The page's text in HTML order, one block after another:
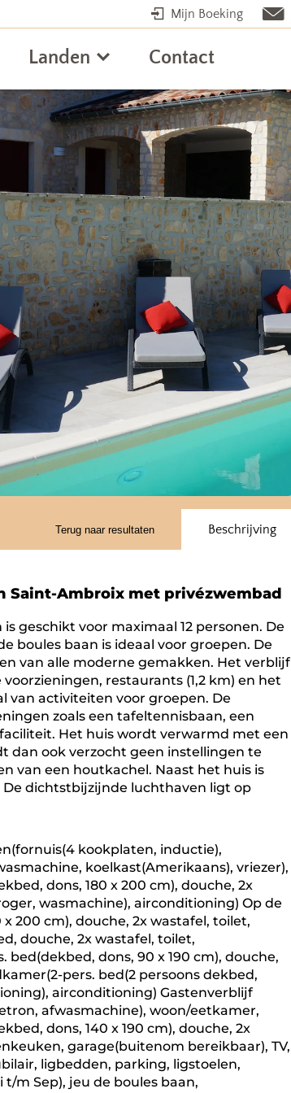
Mijn Boeking
Landen Contact
Terug naar resultaten Beschrijving
Saint-Ambroix met privézwembad
geschikt voor maximaal 12 personen. De
boules baan is ideaal voor groepen. De
van alle moderne gemakken. Het verblijf
restaurants (1,2 km) en het
van activiteiten voor groepen. De
zoals een tafeltennisbaan, een
Het huis wordt verwarmd met een
dan ook verzocht geen instellingen te
van een houtkachel. Naast het huis is
dichtstbijzijnde luchthaven ligt op
kookplaten, inductie),
koelkast(Amerikaans), vriezer),
dons, 180 x 200 cm), douche, 2x
wasmachine), airconditioning) Op de
200 cm), douche, 2x wastafel, toilet,
douche, 2x wastafel, toilet,
dons, 90 x 190 cm), douche,
pers. bed(2 persoons dekbed,
airconditioning) Gastenverblijf
afwasmachine), woon/eetkamer,
dons, 140 x 190 cm), douche, 2x
garage(buitenom bereikbaar), TV,
ligbedden, parking, ligstoelen,
m Sep), jeu de boules baan,